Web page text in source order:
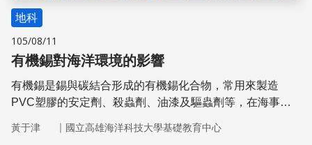
地科
105/08/11
有機錫對海洋環境的影響
有機錫是錫與碳結合形成的有機錫化合物，常用來製造
PVC塑膠的安定劑、殺蟲劑、油漆及驅蟲劑等，在海事
地與海洋生態造成危害。究竟有機錫有何危險性﹖又會對海
黃于津 ｜ 國立高雄海洋科技大學基礎教育中心